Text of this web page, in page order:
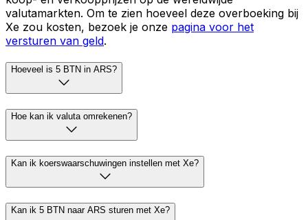
valutamarkten. Om te zien hoeveel deze overboeking bij
Xe zou kosten, bezoek je onze pagina voor het
versturen van geld.
Hoeveel is 5 BTN in ARS?
Hoe kan ik valuta omrekenen?
Kan ik koerswaarschuwingen instellen met Xe?
Kan ik 5 BTN naar ARS sturen met Xe?